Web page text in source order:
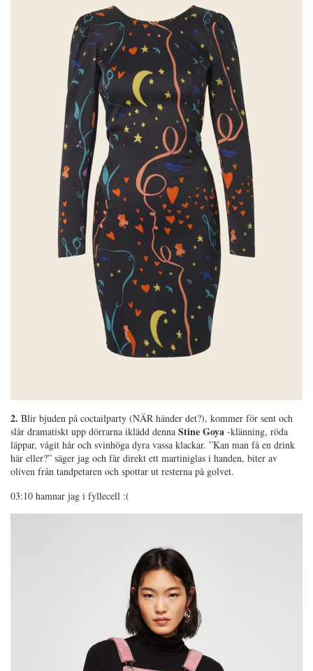
2. Blir bjuden på coctailparty (NÄR händer det?), kommer för sent och
slår dramatiskt upp dörrarna iklädd denna Stine Goya -klänning, röda
läppar, vågit hår och svinhöga dyra vassa klackar. ”Kan man få en drink
här eller?” säger jag och får direkt ett martiniglas i handen, biter av
oliven från tandpetaren och spottar ut resterna på golvet.
03:10 hamnar jag i fyllecell :(